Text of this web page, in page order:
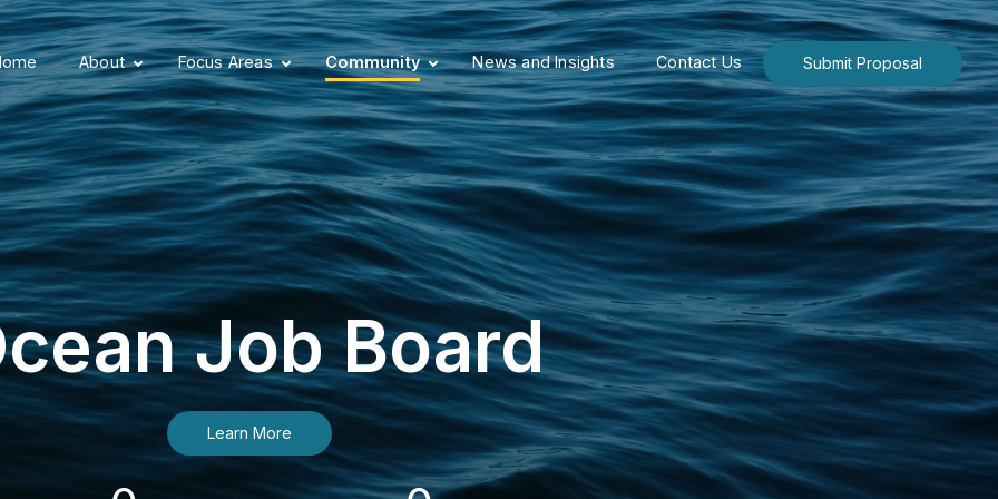
About Focus Areas Community News and Insights Contact Us Submit Proposal
Job Board
Learn More